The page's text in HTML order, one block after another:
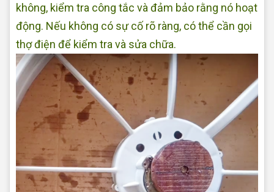
không, kiểm tra công tắc và đảm bảo rằng nó hoạt
động. Nếu không có sự cố rõ ràng, có thể cần gọi
thợ điện để kiểm tra và sửa chữa.